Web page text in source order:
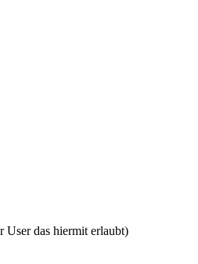
User das hiermit erlaubt)